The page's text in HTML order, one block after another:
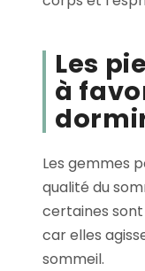
Les
à
Les gemmes
qualité du
certaines sont
car elles
sommeil.